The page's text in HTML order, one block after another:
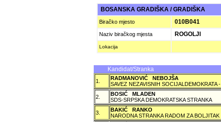
BOSANSKA GRADIŠKA / GRADIŠKA
Biračko mjesto 010B041
Naziv biračkog mjesta ROGOLJI
Lokacija
Kandidat/Stranka
1.
RADMANOVIĆ NEBOJŠA
SAVEZ NEZAVISNIH SOCIJALDEMOKRATA
2.
BOSIĆ MLADEN
SDS-SRPSKA DEMOKRATSKA STRANKA
3.
BAKIĆ RANKO
NARODNA STRANKA RADOM ZA BOLJITAK